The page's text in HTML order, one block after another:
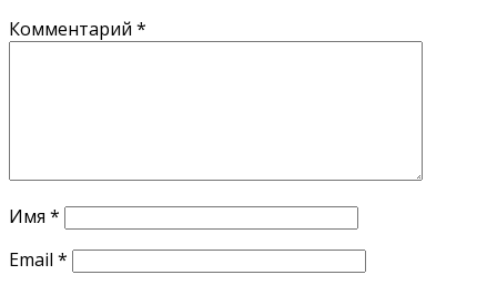
Комментарий *
Имя *
Email *